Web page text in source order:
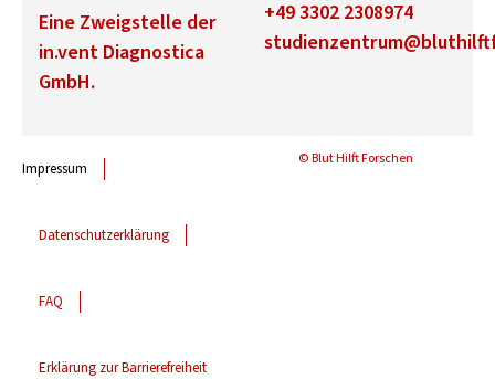
Eine Zweigstelle der
in.vent Diagnostica
GmbH.
+49 3302 2308974
Impressum
Datenschutzerklärung
FAQ
Erklärung zur Barrierefreiheit
© Blut Hilft Forschen